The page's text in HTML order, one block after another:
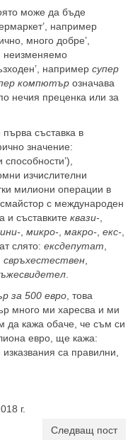
може да бъде
например
много добре’,
неизменяемо
например супер
компютър означава
нечия преценка или за
съставка в
значение:
изчислителни
милиони операции в
с международен
и съставките квази-
микро- макро- екс-
слято: ексдепутат
свръхестествен
за 500 евро , това
много ми харесва и ми
да кажа обаче, че съм си
евро, ще кажа:
изказвания са правилни,
г.
Следващ пост